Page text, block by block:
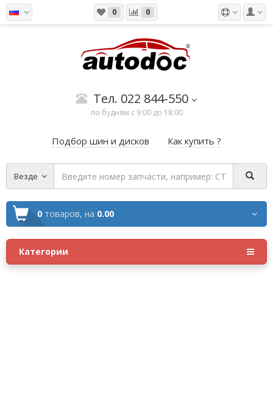
0 0
Тел. 022 844-550
по будням с 9:00 до 18:00
Подбор шин и дисков Как купить ?
Везде
0 товаров, на 0.00
Категории